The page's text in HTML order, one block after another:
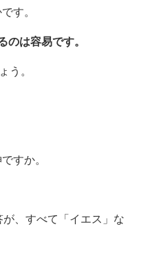
す。
のは容易です。
う。
すか。
、すべて「イエス」な